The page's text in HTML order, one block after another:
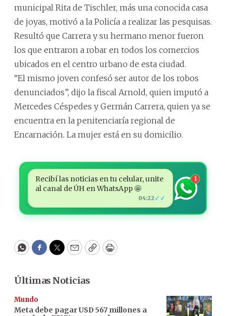
municipal Rita de Tischler, más una conocida casa
de joyas, motivó a la Policía a realizar las pesquisas.
Resultó que Carrera y su hermano menor fueron
los que entraron a robar en todos los comercios
ubicados en el centro urbano de esta ciudad.
“El mismo joven confesó ser autor de los robos
denunciados”, dijo la fiscal Arnold, quien imputó a
Mercedes Céspedes y Germán Carrera, quien ya se
encuentra en la penitenciaría regional de
Encarnación. La mujer está en su domicilio.
Recibí las noticias en tu celular, unite
al canal de ÚH en WhatsApp 🤩
04:22 ✓✓
1
WhatsApp
Facebook
Twitter
EmailCopyPrint
Últimas Noticias
Mundo
Meta debe pagar USD 567 millones a